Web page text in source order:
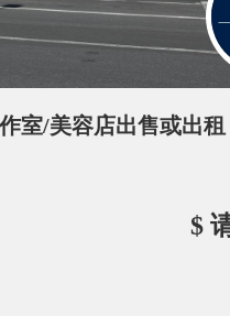
室/美容店出售或出租
$